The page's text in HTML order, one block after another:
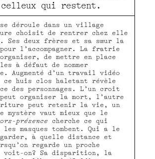
qui restent.
déroule dans un village
choisit de rentrer chez elle
Ses deux frères et sa sœur la
l’accompagner. La fratrie
de mettre en place
à défaut de nommer
Augmenté d’un travail vidéo
ce huis clos haletant révèle
des personnages. L’un croit
peut organiser la mort, l’autre
peut retenir la vie, un
mystère vaut mieux que le
présence cherche ce qui
les masques tombent. Qui a le
à quelle distance et
regarde un proche
voit-on? Sa disparition, la